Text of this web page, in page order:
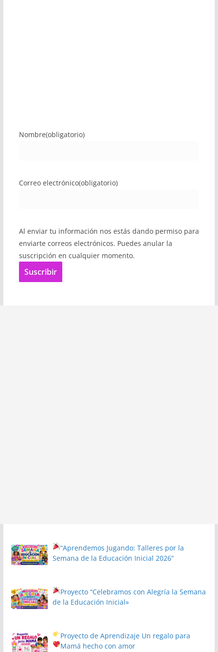
Nombre(obligatorio)
Correo electrónico(obligatorio)
Al enviar tu información nos estás dando permiso para
enviarte correos electrónicos. Puedes anular la
suscripción en cualquier momento.
Suscribir
“Aprendemos Jugando: Talleres por la
Semana de la Educación Inicial 2026”
Proyecto“Celebramos con Alegría la Semana
de la Educación Inicial»
Proyecto de Aprendizaje Un regalo para
Mamá hecho con amor